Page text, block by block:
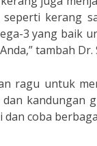
seperti kerang
3 yang baik
tambah
ragu untuk
dan kandungan
dan coba